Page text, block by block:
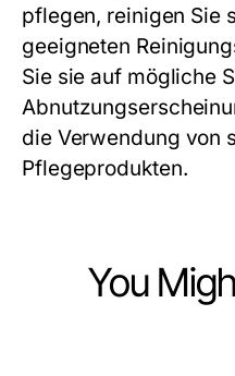
pflegen, reinigen Sie
geeigneten
Sie sie auf mögliche
die Verwendung von
Pflegeprodukten.
You